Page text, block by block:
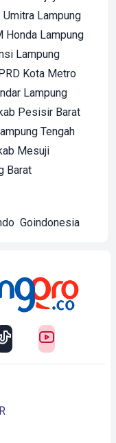
Umitra Lampung
Honda Lampung
Lampung
Kota Metro
Lampung
Pesisir Barat
Tengah
Mesuji
Barat
Goindonesia